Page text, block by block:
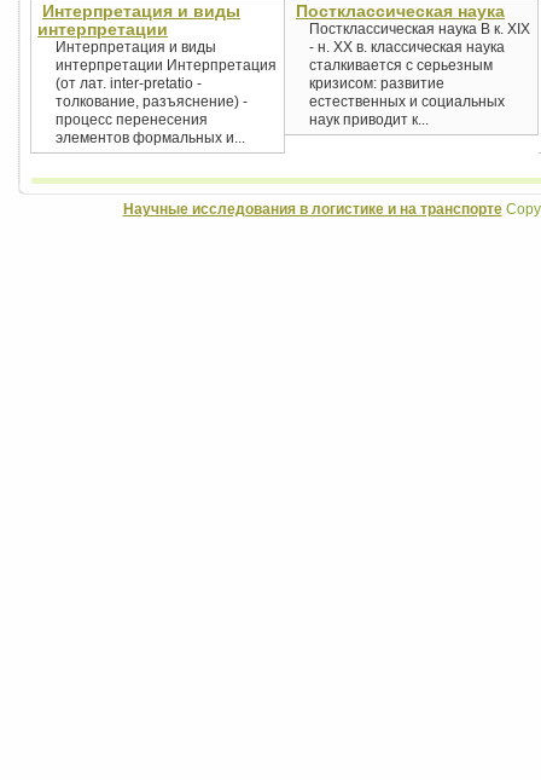
Интерпретация и виды
интерпретации
Интерпретация и виды
интерпретации Интерпретация
(от лат. inter-pretatio -
толкование, разъяснение) -
процесс перенесения
элементов формальных и...
Постклассическая наука
Постклассическая наука В к. XIX
- н. XX в. классическая наука
сталкивается с серьезным
кризисом: развитие
естественных и социальных
наук приводит к...
Научные исследования в логистике и на транспорте